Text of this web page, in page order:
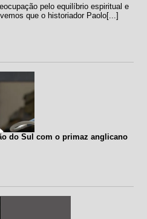
pelo equilíbrio espiritual e
que o historiador Paolo[...]
do Sul com o primaz anglicano